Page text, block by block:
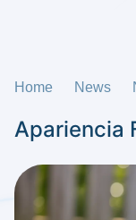
Home News
Apariencia